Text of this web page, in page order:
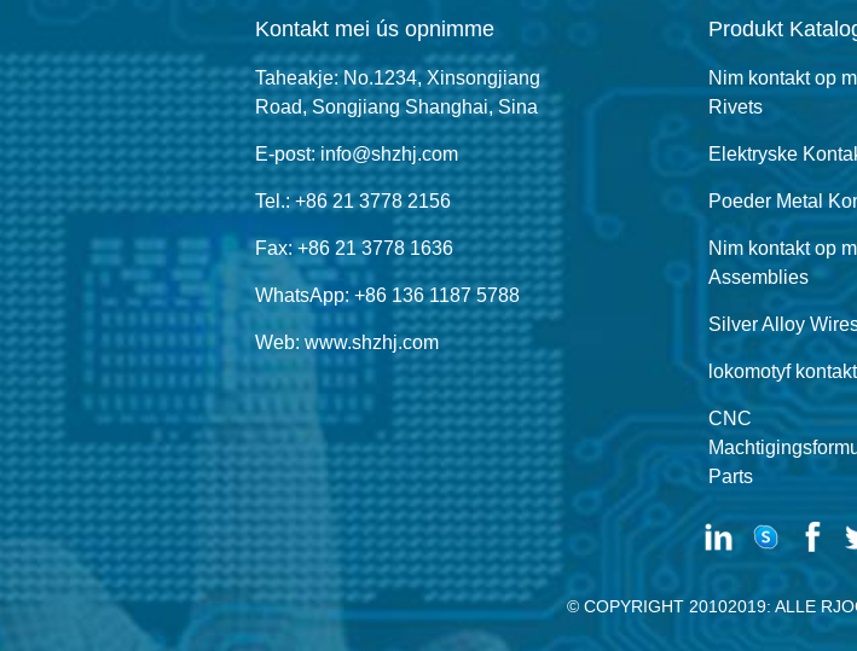
Kontakt mei ús opnimme
Taheakje: No.1234, Xinsongjiang
Road, Songjiang Shanghai, Sina
E-post: info@shzhj.com
Tel.: +86 21 3778 2156
Fax: +86 21 3778 1636
WhatsApp: +86 136 1187 5788
Web: www.shzhj.com
Produkt
Nim kontakt op
Rivets
Elektryske
Poeder Metal
Nim kontakt op
Assemblies
Silver Alloy
lokomotyf kontakt
CNC
Parts
© COPYRIGHT 20102019: ALLE